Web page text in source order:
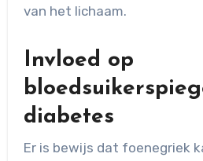
van het lichaam.
Invloed op
diabetes
Er is bewijs dat foenegriek